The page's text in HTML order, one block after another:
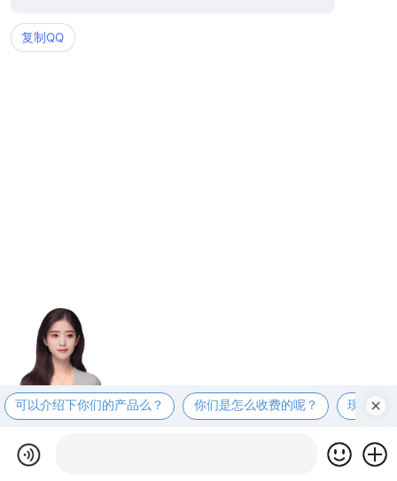
复制QQ
可以介绍下你们的产品么？ 你们是怎么收费的呢？ 现在有